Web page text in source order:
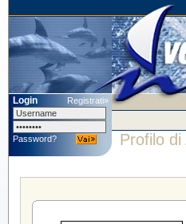
Login Registrati»
Password? Profilo di